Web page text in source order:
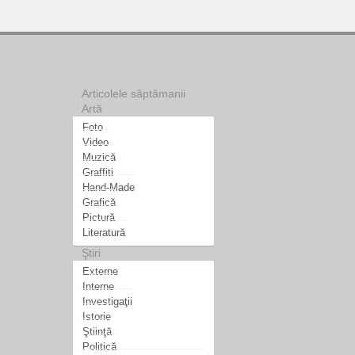
Articolele săptămanii
Artă
Foto
Video
Muzică
Graffiti
Hand-Made
Grafică
Pictură
Literatură
Ştiri
Externe
Interne
Investigaţii
Istorie
Ştiinţă
Politică